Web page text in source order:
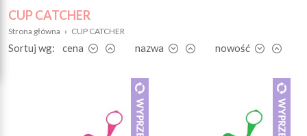
CUP CATCHER
Strona główna › CUP CATCHER
Sortuj wg: cena nazwa nowość